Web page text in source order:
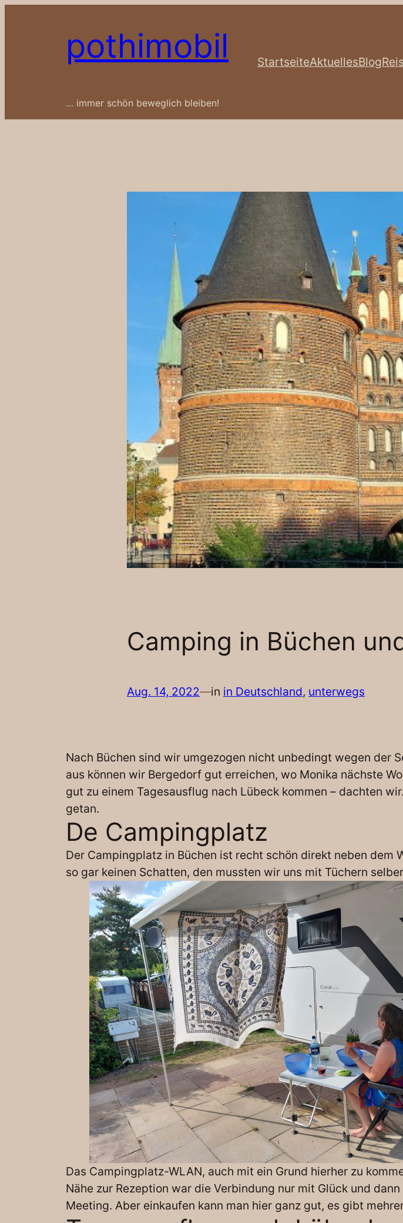
pothimobil
… immer schön beweglich bleiben!
StartseiteAktuellesBlog
Camping in Büchen
Aug. 14, 2022—in in Deutschland, unterwegs
Nach Büchen sind wir umgezogen nicht unbedingt wegen der
aus können wir Bergedorf gut erreichen, wo Monika nächste
gut zu einem Tagesausflug nach Lübeck kommen – dachten
getan.
De Campingplatz
Der Campingplatz in Büchen ist recht schön direkt neben
so gar keinen Schatten, den mussten wir uns mit Tüchern
Das Campingplatz-WLAN, auch mit ein Grund hierher zu
Nähe zur Rezeption war die Verbindung nur mit Glück und
Meeting. Aber einkaufen kann man hier ganz gut, es gibt